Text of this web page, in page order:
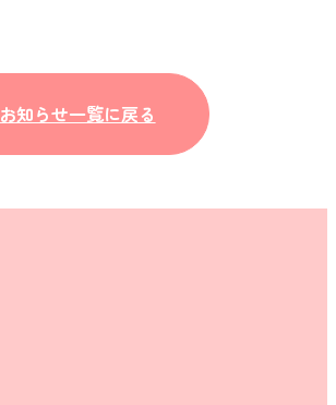
お知らせ一覧に戻る